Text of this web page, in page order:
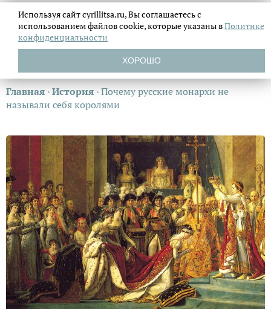
Главная ›История ›Почему русские монархи не
называли себя королями
Используя сайт cyrillitsa.ru, Вы соглашаетесь с
использованием файловcookie, которые указаны вПолитике
конфиденциальности
ХОРОШО